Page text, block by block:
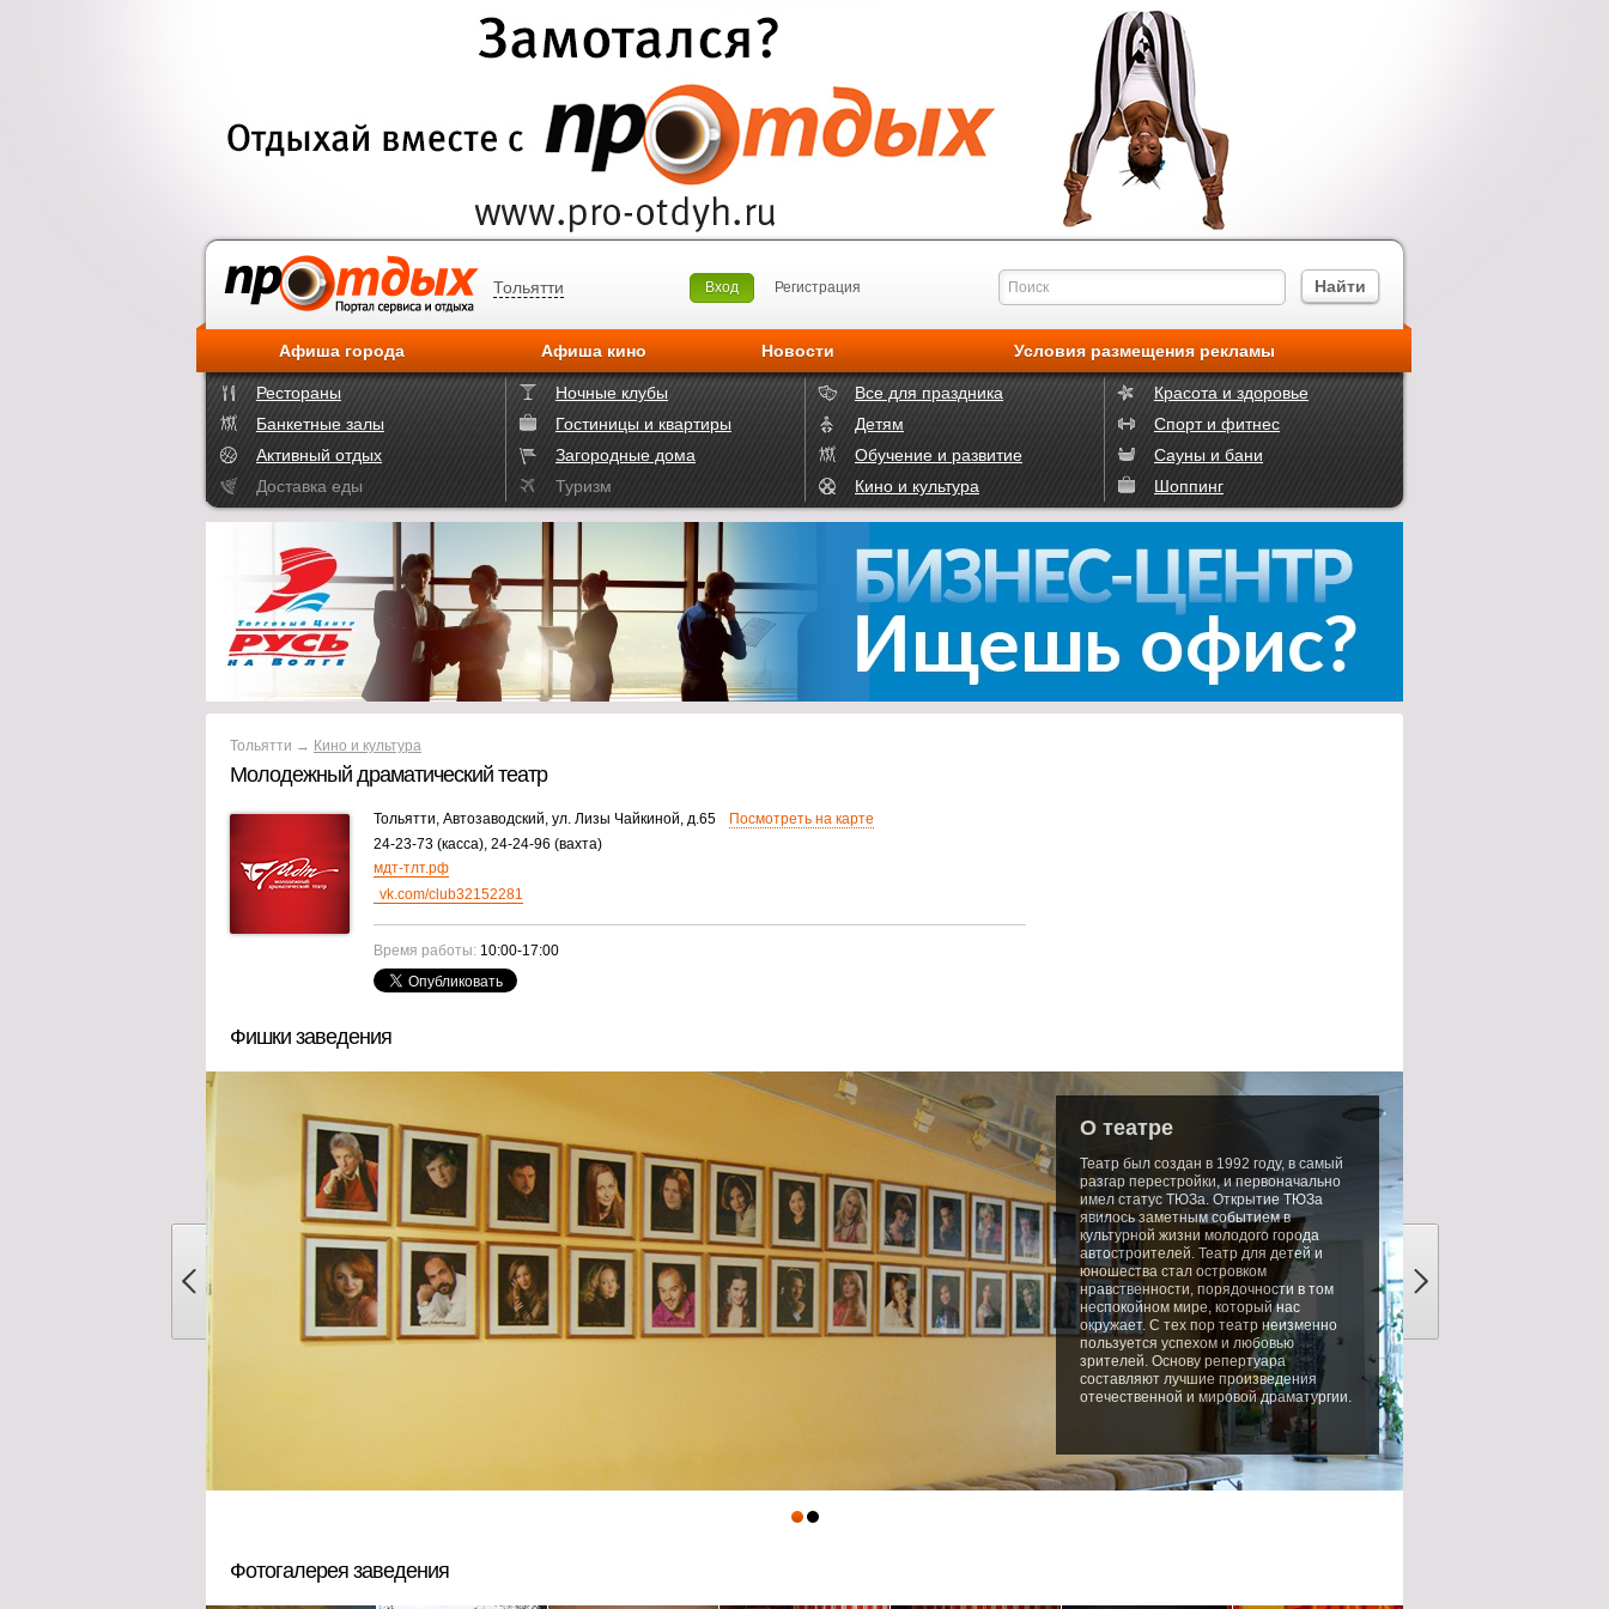
Тольятти Вход Регистрация
Афиша города Афиша кино Новости Условия размещения рекламы
Рестораны Ночные клубы Все для праздника
Красота и здоровье
Банкетные залы
Гостиницы и квартиры Детям
Спорт и фитнес
Активный отдых
Загородные дома Обучение и развитие
Сауны и бани
Доставка еды
Туризм Кино и культура Шоппинг
Тольятти → Кино и культура
Молодежный драматический театр
Тольятти, Автозаводский, ул. Лизы Чайкиной, д.65
Посмотреть на карте
24-23-73 (касса), 24-24-96 (вахта)
мдт-тлт.рф
vk.com/club32152281
Время работы: 10:00-17:00
Фишки заведения
О театре
Театр был создан в 1992 году, в самый
разгар перестройки, и первоначально
имел статус ТЮЗа. Открытие ТЮЗа
явилось заметным событием в
культурной жизни молодого города
автостроителей. Театр для детей и
юношества стал островком
нравственности, порядочности в том
неспокойном мире, который нас
окружает. С тех пор театр неизменно
пользуется успехом и любовью
зрителей. Основу репертуара
составляют лучшие произведения
отечественной и мировой драматургии.
Фотогалерея заведения